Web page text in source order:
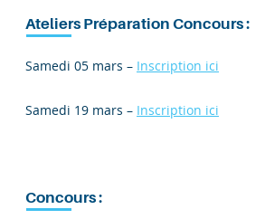
Ateliers Préparation Concours :
Samedi 05 mars – Inscription ici
Samedi 19 mars – Inscription ici
Concours :